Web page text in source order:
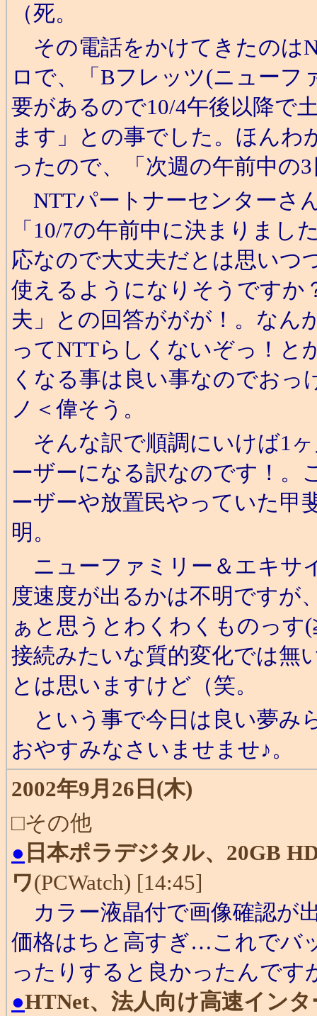
（死。
その電話をかけてきたのは
ロで、「Bフレッツ(ニューフ
要があるので10/4午後以降で
ます」との事でした。ほんわ
ったので、「次週の午前中の
NTTパートナーセンターさ
「10/7の午前中に決まりま
応なので大丈夫だとは思いつ
使えるようになりそうですか
夫」との回答ががが！。なん
ってNTTらしくないぞっ！と
くなる事は良い事なのでお
ノ＜偉そう。
そんな訳で順調にいけば1
ーザーになる訳なのです！。
ーザーや放置民やっていた甲
明。
ニューファミリー＆エキサ
度速度が出るかは不明ですが
ぁと思うとわくわくものっ
接続みたいな質的変化では無
とは思いますけど（笑。
という事で今日は良い夢み
おやすみなさいませませ♪。
2002年9月26日(木)
□その他
● 日本ポラデジタル、20GB
ワ(PCWatch) [14:45]
カラー液晶付で画像確認が
価格はちと高すぎ…これでバ
ったりすると良かったんです
●HTNet、法人向け高速イン